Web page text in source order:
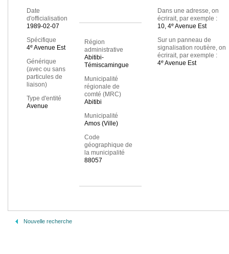
Date
d'officialisation
1989-02-07
Spécifique
4e Avenue Est
Générique
(avec ou sans
particules de
liaison)
Type d'entité
Avenue
Région
administrative
Abitibi-
Témiscamingue
Municipalité
régionale de
comté (MRC)
Abitibi
Municipalité
Amos (Ville)
Code
géographique de
la municipalité
88057
Dans une adresse, on
écrirait, par exemple :
10, 4eAvenue Est
Sur un panneau de
signalisation routière, on
écrirait, par exemple :
4eAvenue Est
Nouvelle recherche